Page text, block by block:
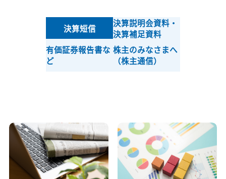
決算短信
決算説明会資料・
決算補足資料
有価証券報告書な
ど
株主のみなさまへ
（株主通信）